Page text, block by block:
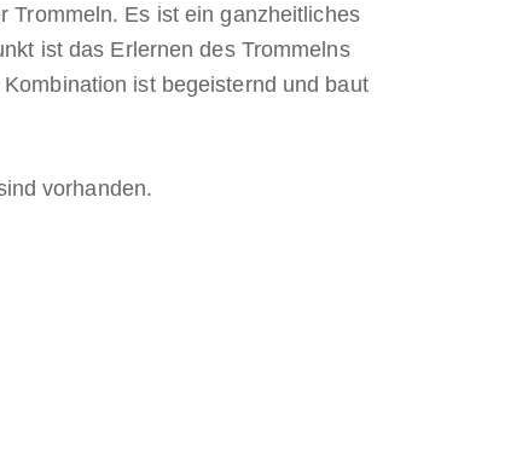
Trommeln. Es ist ein ganzheitliches
ist das Erlernen des Trommelns
ist begeisternd und baut
vorhanden.